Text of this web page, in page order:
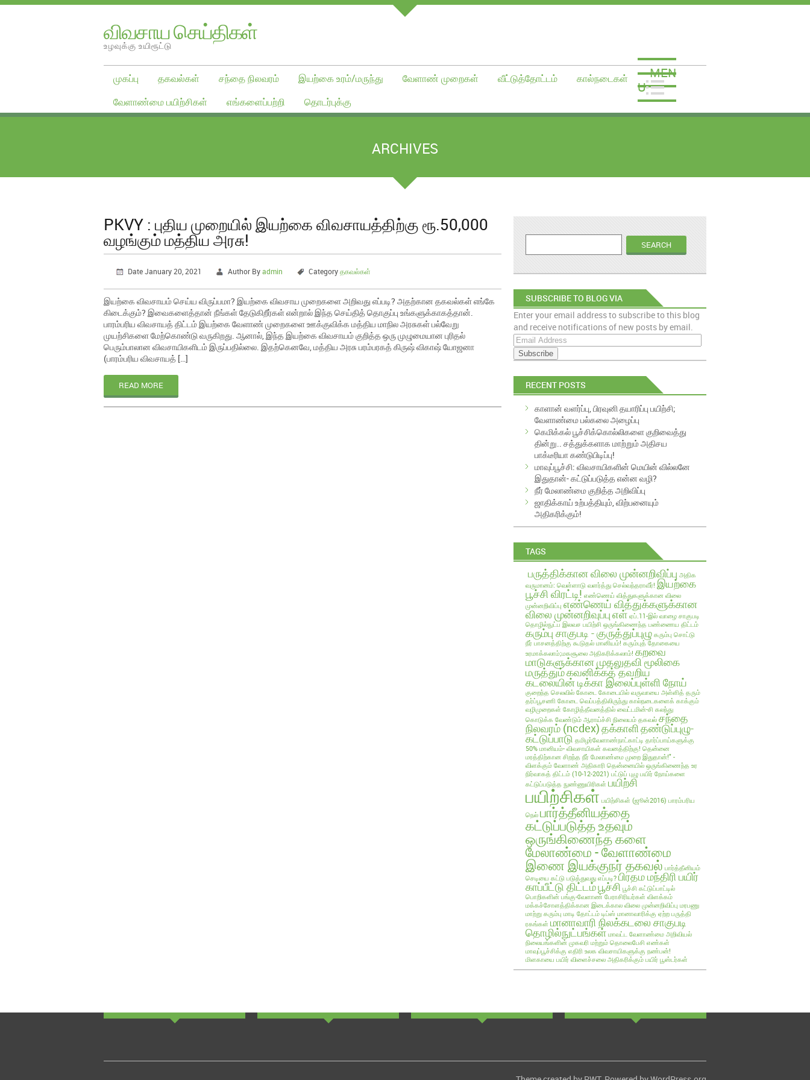
விவசாய செய்திகள்
உழவுக்கு உயிரூட்டு
முகப்பு தகவல்கள் சந்தை நிலவரம் இயற்கை உரம்/மருந்து வேளாண் முறைகள் வீட்டுத்தோட்டம்
கால்நடைகள்
வேளாண்மை பயிற்சிகள்
எங்களைப்பற்றி தொடர்புக்கு
MEN
U
ARCHIVES
PKVY : புதிய முறையில் இயற்கை விவசாயத்திற்கு ரூ.50,000
வழங்கும் மத்திய அரசு!
Date January 20, 2021 Author Byadmin Categoryதகவல்கள்
இயற்கை விவசாயம் செய்ய விருப்பமா? இயற்கை விவசாய முறைகளை அறிவது எப்படி? அதற்கான தகவல்கள் எங்கே
கிடைக்கும்? இவைகளைத்தான் நீங்கள் தேடுகிறீர்கள் என்றால் இந்த செய்தித் தொகுப்பு உங்களுக்காகத்தான்.
பாரம்பரிய விவசாயத் திட்டம் இயற்கை வேளாண் முறைகளை ஊக்குவிக்க மத்திய மாநில அரசுகள் பல்வேறு
முயற்சிகளை மேற்கொண்டு வருகிறது. ஆனால், இந்த இயற்கை விவசாயம் குறித்த ஒரு முழுமையான புரிதல்
பெரும்பாலான விவசாயிகளிடம் இருப்பதில்லை. இதற்கெனவே, மத்திய அரசு பரம்பரகத் கிருஷ் விகாஷ் யோஜனா
(பாரம்பரிய விவசாயத் […]
READ MORE
SUBSCRIBE TO BLOG VIA
EMAIL
Enter your email address to subscribe to this blog
and receive notifications of new posts by email.
E
m
a
i
A
RECENT POSTS
காளான் வளர்ப்பு, பிரவுனி தயாரிப்பு பயிற்சி;
வேளாண்மை பல்கலை அழைப்பு
கெமிக்கல் பூச்சிக்கொல்லிகளை குறிவைத்து
தின்று.. சத்துக்களாக மாற்றும் அதிசய
பாக்டீரியா கண்டுபிடிப்பு!
மாவுப்பூச்சி: விவசாயிகளின் மெயின் வில்லனே
இதுதான்- கட்டுப்படுத்த என்ன வழி?
நீர் மேலாண்மை குறித்த அறிவிப்பு
ஜாதிக்காய் உற்பத்தியும், விற்பனையும்
அதிகரிக்கும்!
TAGS
பருத்திக்கான விலை முன்னறிவிப்பு அதிக
வருமானம்: வெள்ளாடு வளர்த்து செல்வந்தராவீர்! இயற்கை
பூச்சி விரட்டி! எண்ணெய் வித்துகளுக்கான விலை
முன்னறிவிப்பு எண்ணெய் வித்துக்களுக்கான
விலை முன்னறிவுப்புஎள் ஏப்.11-இல் வாழை சாகுபடி
தொழில்நுட்ப இலவச பயிற்சி ஒருங்கிணைந்த பண்ணைய திட்டம்
கரும்பு சாகுபடி - குருத்துப்புழு கரும்பு சொட்டு
நீர் பாசனத்திற்கு கூடுதல் மானியம்! கரும்புத் தோகையை
உரமாக்கலாம்;மகசூலை அதிகரிக்கலாம்! கறவை
மாடுகளுக்கான முதலுதவி மூலிகை
மருத்தும்கவனிக்கத் தவறிய
கடலையின் டிக்கா இலைப்புள்ளி நோய்
குறைந்த செலவில் கோடை கோடையில் வருவாயை அள்ளித் தரும்
தர்ப்பூசணி கோடை வெப்பத்திலிருந்து கால்நடைகளைக் காக்கும்
வழிமுறைகள் கோழித்தீவனத்தில் வைட்டமின்-சி கலந்து
கொடுக்க வேண்டும் ஆராய்ச்சி நிலையம் தகவல் சந்தை
நிலவரம் (ncdex)தக்காளிதண்டுப்புழு-
கட்டுப்பாடு தமிழர்வேளாண்நாட்காட்டி தார்ப்பாய்களுக்கு
50% மானியம்- விவசாயிகள் கவனத்திற்கு! தென்னை
மரத்திற்கான சிறந்த நீர் மேலாண்மை முறை இதுதான்!" -
விளக்கும் வேளாண் அதிகாரி தென்னையில் ஒருங்கிணைந்த உர
நிர்வாகத் திட்டம் (10-12-2021) பட்டுப் புழு பயிர் நோய்களை
கட்டுப்படுத்த நுண்ணுயிரிகள் பயிற்சி
பயிற்சிகள் பயிற்சிகள் (ஜூன்2016) பாரம்பரிய
நெல் பார்த்தீனியத்தை
கட்டுப்படுத்த உதவும்
ஒருங்கிணைந்த களை
மேலாண்மை - வேளாண்மை
இணை இயக்குநர் தகவல் பார்த்தீனியம்
செடியை கட்டு படுத்துவது எப்படி? பிரதம மந்திரி பயிர்
காப்பீட்டு திட்டம்பூச்சி பூச்சி கட்டுப்பாட்டில்
பொறிகளின் பங்கு-வேளாண் பேராசிரியர்கள் விளக்கம்
மக்கச்சோளத்திக்கான இடைக்கால விலை முன்னறிவிப்பு மரபணு
மாற்று கரும்பு மாடி தோட்டம் டிப்ஸ் மானாவாரிக்கு ஏற்ற பருத்தி
ரகங்கள் மானாவாரி நிலக்கடலை சாகுபடி
தொழில்நுட்பங்கள் மாவட்ட வேளாண்மை அறிவியல்
நிலையங்களின் முகவரி மற்றும் தொலைபேசி எண்கள்
மாவுப்பூச்சிக்கு எதிரி உலக விவசாயிகளுக்கு நண்பன்!
மிளகாயை பயிர் விளைச்சலை அதிகரிக்கும் பயிர் பூஸ்டர்கள்